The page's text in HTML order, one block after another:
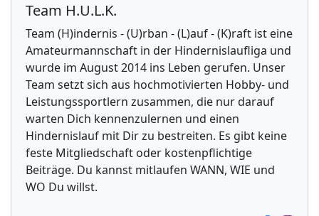
Team H.U.L.K.
Team (H)indernis - (U)rban - (L)auf - (K)raft ist eine
Amateurmannschaft in der Hindernislaufliga und
wurde im August 2014 ins Leben gerufen. Unser
Team setzt sich aus hochmotivierten Hobby- und
Leistungssportlern zusammen, die nur darauf
warten Dich kennenzulernen und einen
Hindernislauf mit Dir zu bestreiten. Es gibt keine
feste Mitgliedschaft oder kostenpflichtige
Beiträge. Du kannst mitlaufen WANN, WIE und
WO Du willst.